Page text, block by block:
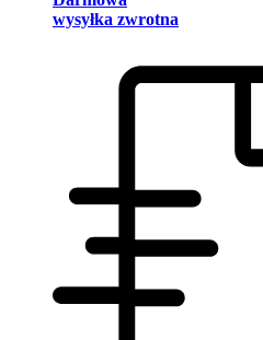
wysyłka zwrotna